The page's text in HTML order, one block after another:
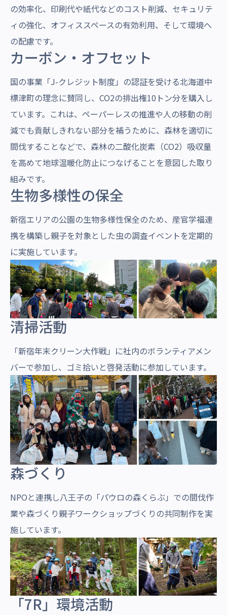
の効率化、印刷代や紙代などのコスト削減、セキュリテ
ィの強化、オフィススペースの有効利用、そして環境へ
の配慮です。
カーボン・オフセット
国の事業「J-クレジット制度」の認証を受ける北海道中
標津町の理念に賛同し、CO2の排出権10トン分を購入し
ています。これは、ペーパーレスの推進や人の移動の削
減でも貢献しきれない部分を補うために、森林を適切に
間伐することなどで、森林の二酸化炭素（CO2）吸収量
を高めて地球温暖化防止につなげることを意図した取り
組みです。
生物多様性の保全
新宿エリアの公園の生物多様性保全のため、産官学福連
携を構築し親子を対象とした虫の調査イベントを定期的
に実施しています。
清掃活動
「新宿年末クリーン大作戦」に社内のボランティアメン
バーで参加し、ゴミ拾いと啓発活動に参加しています。
森づくり
NPOと連携し八王子の「パウロの森くらぶ」での間伐作
業や森づくり親子ワークショップづくりの共同制作を実
施しています。
「7R」環境活動